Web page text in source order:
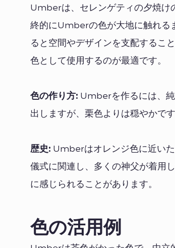
Umberは、セレンゲティの夕焼け
終的にUmberの色が大地に触れる
ると空間やデザインを支配するこ
色として使用するのが最適です。
色の作り方: Umberを作るには、
出しますが、栗色よりは穏やかです
歴史: Umberはオレンジ色に近い
儀式に関連し、多くの神父が着用
に感じられることがあります。
色の活用例